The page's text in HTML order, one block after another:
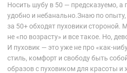
Носить шубу в 50 — предсказуемо, а
удобно и небанально.Знаю по
за 50+ обходят пуховики стороной.
не «по возрасту» и все такое. Но,
И пуховик — это уже не про «как-
стиль, комфорт и свободу быть
образов с пуховиком для красоты и